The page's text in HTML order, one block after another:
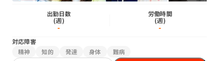
出勤日数
(週)
-
労働時間
(週)
-
対応障害
精神
知的 発達 身体 難病